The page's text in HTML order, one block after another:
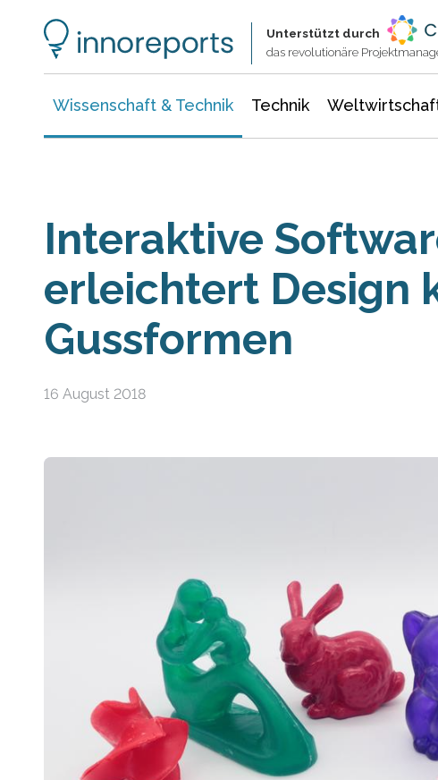
Unterstützt durch
das revolutionäre
Wissenschaft & Technik Technik
Interaktive
erleichtert Design
Gussformen
16 August 2018